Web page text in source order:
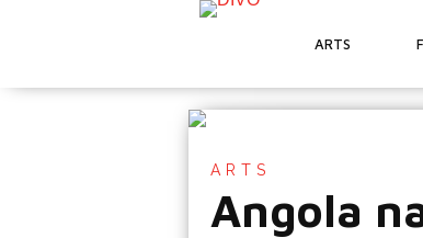
ARTS
ARTS
Angola